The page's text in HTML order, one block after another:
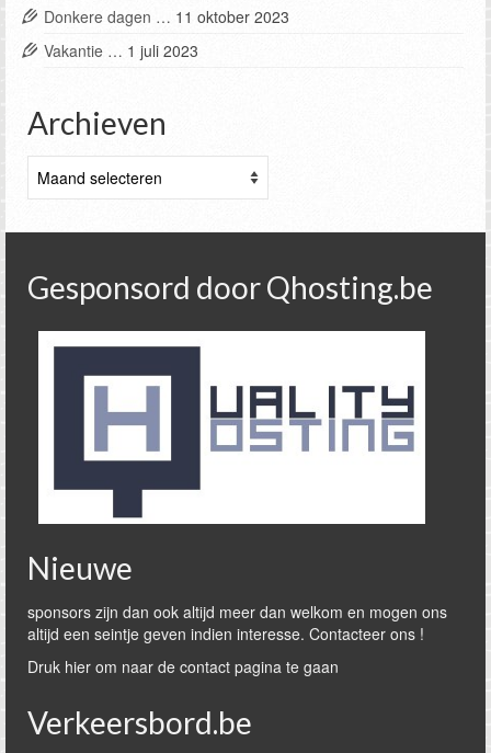
Donkere dagen … 11 oktober 2023
Vakantie … 1 juli 2023
Archieven
Gesponsord door Qhosting.be
Nieuwe
sponsors zijn dan ook altijd meer dan welkom en mogen ons
altijd een seintje geven indien interesse. Contacteer ons !
Druk hier om naar de contact pagina te gaan
Verkeersbord.be